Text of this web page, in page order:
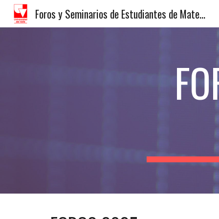
Foros y Seminarios de Estudiantes de Matemáticas